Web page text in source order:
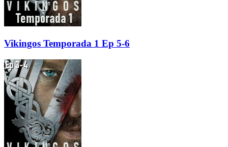
Vikingos Temporada 1 Ep 5-6